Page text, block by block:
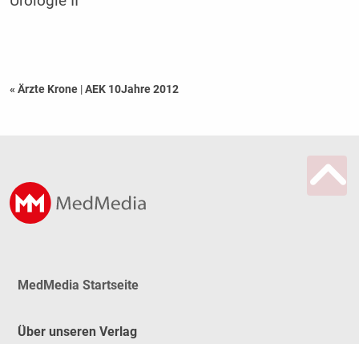
« Ärzte Krone |AEK 10Jahre 2012
MedMedia Startseite
Über unseren Verlag